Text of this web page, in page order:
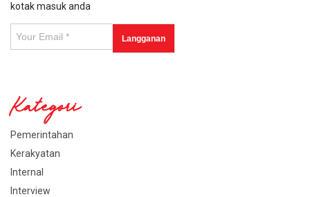
kotak masuk anda
Kategori
Pemerintahan
Kerakyatan
Internal
Interview